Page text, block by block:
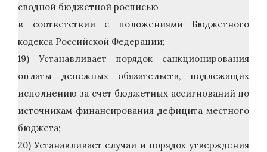
сводной бюджетной росписью
в соответствии с положениями Бюджетного
кодекса Российской Федерации;
19) Устанавливает порядок санкционирования
оплаты денежных обязательств, подлежащих
исполнению за счет бюджетных ассигнований по
источникам финансирования дефицита местного
бюджета;
20) Устанавливает случаи и порядок утверждения